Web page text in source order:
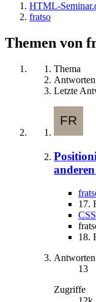
HTML-
fratso
Themen von
Thema
Antworten
Letzte
17.
18.
Antworten
13
Zugriffe